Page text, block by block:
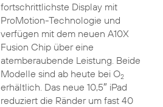
fortschrittlichste Display mit
ProMotion-Technologie und
verfügen mit dem neuen A10X
Fusion Chip über eine
atemberaubende Leistung. Beide
Modelle sind ab heute bei O2
erhältlich. Das neue 10,5″ iPad
reduziert die Ränder um fast 40